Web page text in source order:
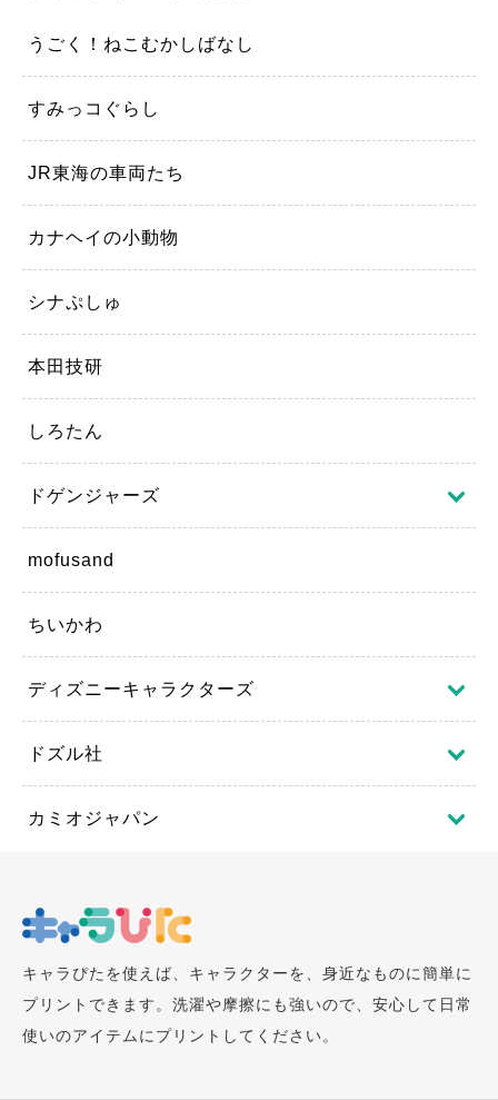
うごく！ねこむかしばなし
すみっコぐらし
JR東海の車両たち
カナヘイの小動物
シナぷしゅ
本田技研
しろたん
ドゲンジャーズ
mofusand
ちいかわ
ディズニーキャラクターズ
ドズル社
カミオジャパン
キャラぴたを使えば、キャラクターを、身近なものに簡単に
プリントできます。洗濯や摩擦にも強いので、安心して日常
使いのアイテムにプリントしてください。